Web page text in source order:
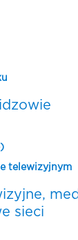
telewizyjnym
sieci